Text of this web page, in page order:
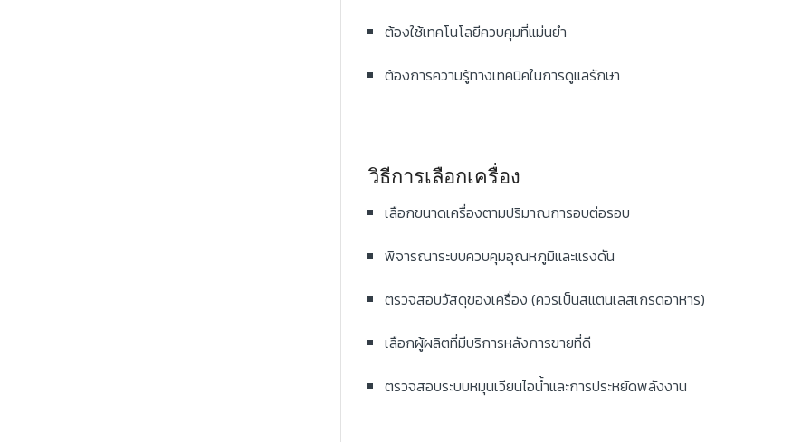
ต้องใช้เทคโนโลยีควบคุมที่แม่นยำ
ต้องการความรู้ทางเทคนิคในการดูแลรักษา
วิธีการเลือกเครื่อง
เลือกขนาดเครื่องตามปริมาณการอบต่อรอบ
พิจารณาระบบควบคุมอุณหภูมิและแรงดัน
ตรวจสอบวัสดุของเครื่อง (ควรเป็นสแตนเลสเกรดอาหาร)
เลือกผู้ผลิตที่มีบริการหลังการขายที่ดี
ตรวจสอบระบบหมุนเวียนไอน้ำและการประหยัดพลังงาน